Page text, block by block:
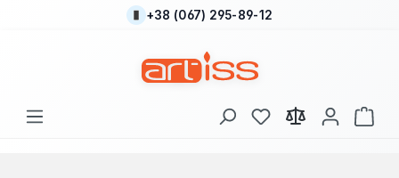
Перейти до основного вмісту
+38 (067) 295-89-12
У вас є 0 у списку